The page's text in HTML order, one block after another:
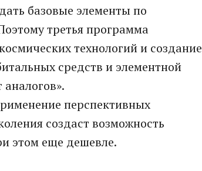
базовые элементы по
третья программа
технологий и создание
средств и элементной
перспективных
создаст возможность
этом еще дешевле.